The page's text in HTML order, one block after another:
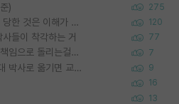
) 275
대학원생들 교수에게 가스라이팅 당한 것은 이해가 갑니다. 안타깝네요. 120
들이 착각하는 거 77
왜 후배가 못하는걸 교수님은 내 책임으로 돌리는걸까요? 7
SSH 박사과정을 그만두고 지방대 박사로 옮기면 교수의 꿈은 끝일까요? 9
16
13